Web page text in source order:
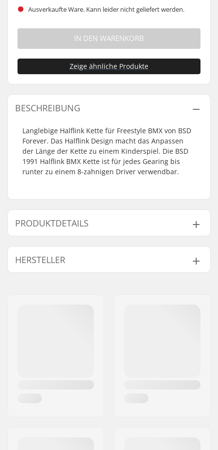
Ausverkaufte Ware. Kann leider nicht geliefert werden.
IN DEN WARENKORB
Zeige ähnliche Produkte
BESCHREIBUNG
Langlebige Halflink Kette für Freestyle BMX von BSD
Forever. Das Halflink Design macht das Anpassen
der Länge der Kette zu einem Kinderspiel. Die BSD
1991 Halflink BMX Kette ist für jedes Gearing bis
runter zu einem 8-zahnigen Driver verwendbar.
PRODUKTDETAILS
Kettentyp:
Half link
Anzahl der
Kettenglieder:
HERSTELLER